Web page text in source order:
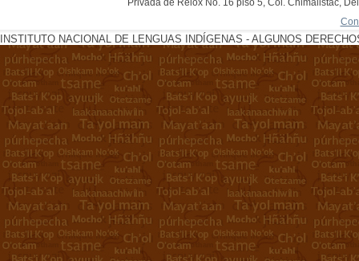
INSTITUTO NACIONAL DE LENGUAS INDÍGENAS - ALGUNOS